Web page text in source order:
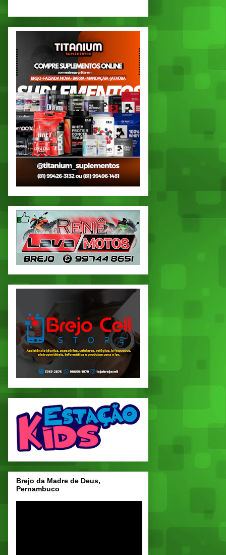
Brejo da Madre de Deus,
Pernambuco